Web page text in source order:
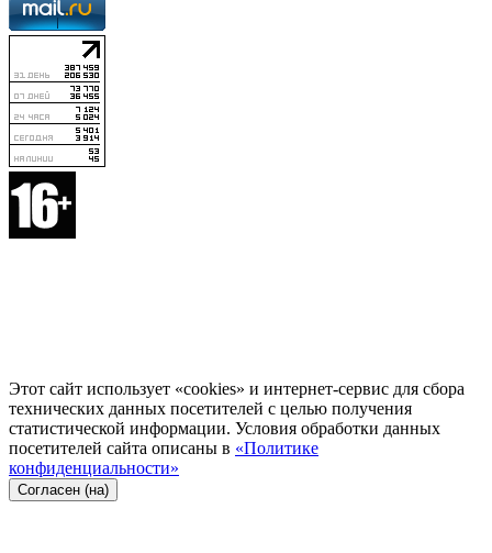
Этот сайт использует «cookies» и интернет-сервис для сбора
технических данных посетителей с целью получения
статистической информации. Условия обработки данных
посетителей сайта описаны в «Политике
конфиденциальности»
Согласен (на)